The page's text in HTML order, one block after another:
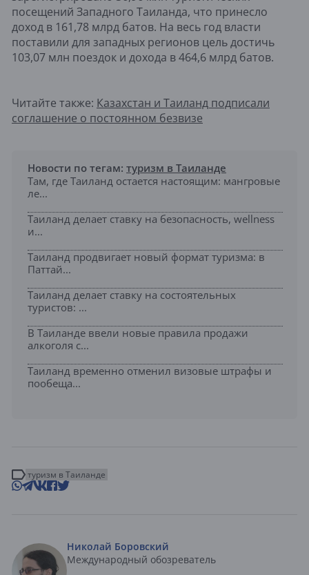
посещений Западного Таиланда, что принесло
доход в 161,78 млрд батов. На весь год власти
поставили для западных регионов цель достичь
103,07 млн поездок и дохода в 464,6 млрд батов.
Читайте также: Казахстан и Таиланд подписали
соглашение о постоянном безвизе
Новости по тегам: туризм в Таиланде
Там, где Таиланд остается настоящим: мангровые
ле...
Таиланд делает ставку на безопасность, wellness
и...
Таиланд продвигает новый формат туризма: в
Паттай...
Таиланд делает ставку на состоятельных
туристов: ...
В Таиланде ввели новые правила продажи
алкоголя с...
Таиланд временно отменил визовые штрафы и
пообеща...
туризм в Таиланде
Николай Боровский
Международный обозреватель